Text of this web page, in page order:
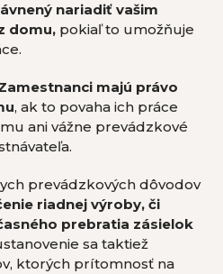
nariadiť vašim
domu, pokiaľ to umožňuje
majú právo
, ak to povaha ich práce
ani vážne prevádzkové
prevádzkových dôvodov
riadnej výroby, či
prebratia zásielok
sa taktiež
ktorých prítomnosť na